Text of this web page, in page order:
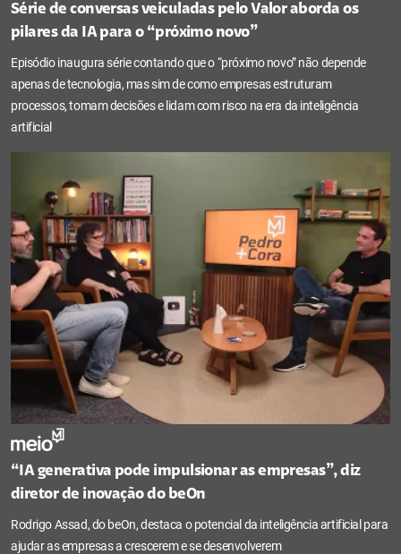
Série de conversas veiculadas pelo Valor aborda os
pilares da IA para o “próximo novo”
Episódio inaugura série contando que o “próximo novo” não depende
apenas de tecnologia, mas sim de como empresas estruturam
processos, tomam decisões e lidam com risco na era da inteligência
artificial
“IA generativa pode impulsionar as empresas”, diz
diretor de inovação do beOn
Rodrigo Assad, do beOn, destaca o potencial da inteligência artificial para
ajudar as empresas a crescerem e se desenvolverem